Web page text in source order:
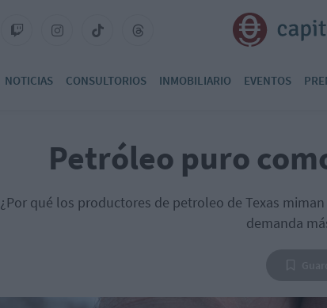
NOTICIAS CONSULTORIOS INMOBILIARIO EVENTOS
Petróleo puro
¿Por qué los productores de petroleo de Texas
demanda